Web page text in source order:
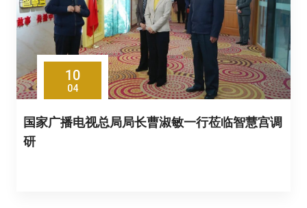
10
04
国家广播电视总局局长曹淑敏一行莅临智慧宫调
研